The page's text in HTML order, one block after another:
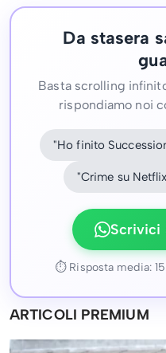
Da stasera
Basta scrolling
rispondiamo noi
"Ho finito
"Crime su
Scrivici
⏱ Risposta media:
ARTICOLI PREMIUM